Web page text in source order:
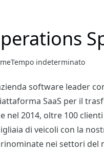
Tempo indeterminato
software leader
SaaS per il
nel 2014, oltre 100
di veicoli con la
nei settori del